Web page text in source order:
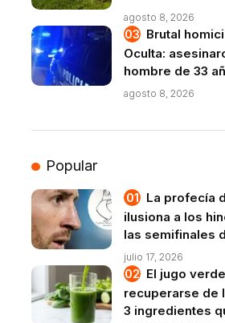
agosto 8, 2026
Brutal
Oculta:
hombre de 33
agosto 8, 2026
Popular
La profecía
ilusiona a los
las semifinales
julio 17, 2026
El jugo
recuperarse de
3 ingredientes